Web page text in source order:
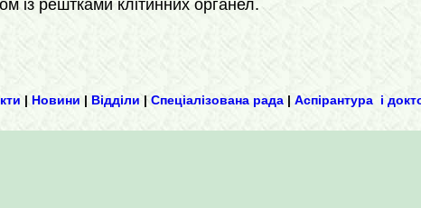
із рештками клітинних органел.
| Новини | Відділи|Спеціалізована рада | Аспірантура і